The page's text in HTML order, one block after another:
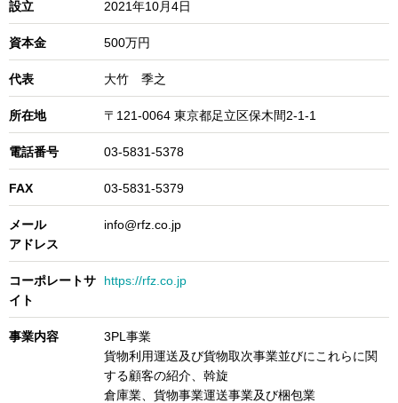
設立 2021年10月4日
資本金 500万円
代表 大竹 季之
所在地 〒121-0064 東京都足立区保木間2-1-1
電話番号 03-5831-5378
FAX 03-5831-5379
メール
アドレス
info@rfz.co.jp
コーポレートサ
イト
https://rfz.co.jp
事業内容
3PL事業
貨物利用運送及び貨物取次事業並びにこれらに関
する顧客の紹介、斡旋
倉庫業、貨物事業運送事業及び梱包業